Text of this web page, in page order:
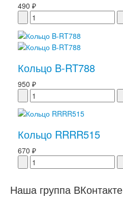
490 ₽
Кольцо B-RT788
950 ₽
Кольцо RRRR515
670 ₽
Наша группа ВКонтакте